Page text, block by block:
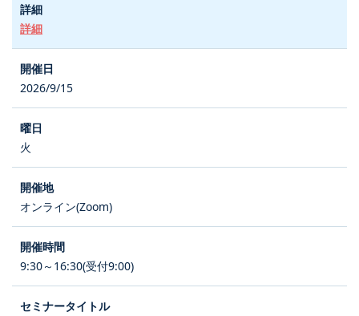
詳細
2026/9/15
火
オンライン(Zoom)
9:30～16:30(受付9:00)